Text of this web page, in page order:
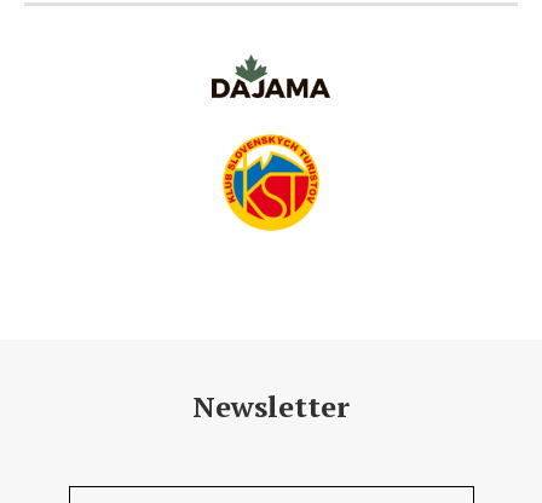
Newsletter